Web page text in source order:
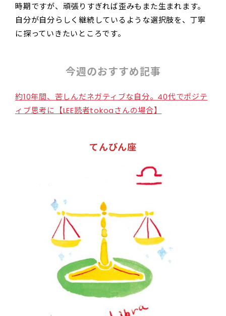
時期ですが、頑張りすぎれば歪みもまた生まれます。
自分が自分らしく継続しているような選択肢を、丁寧
に探っていきたいところです。
今週のおすすめ記事
約10年間、苦しんだネガティブな自分。40代でポジテ
ィブ思考に【LEE読者tokoaさんの場合】
てんびん座